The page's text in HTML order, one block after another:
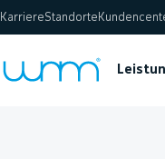
KarriereStandorte